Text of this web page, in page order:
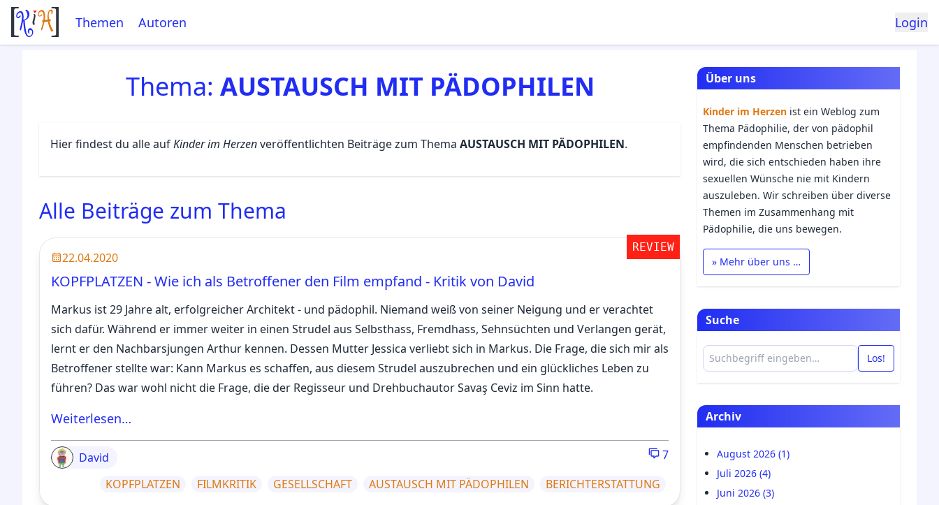
Themen Autoren Login
Thema: AUSTAUSCH MIT PÄDOPHILEN
Hier findest du alle aufKinder im Herzenveröffentlichten Beiträge zum Thema AUSTAUSCH MIT PÄDOPHILEN.
Alle Beiträge zum Thema
REVIEW
22.04.2020
KOPFPLATZEN - Wie ich als Betroffener den Film empfand - Kritik von David
Markus ist 29 Jahre alt, erfolgreicher Architekt - und pädophil. Niemand weiß von seiner Neigung und er verachtet
sich dafür. Während er immer weiter in einen Strudel aus Selbsthass, Fremdhass, Sehnsüchten und Verlangen gerät,
lernt er den Nachbarsjungen Arthur kennen. Dessen Mutter Jessica verliebt sich in Markus. Die Frage, die sich mir als
Betroffener stellte war: Kann Markus es schaffen, aus diesem Strudel auszubrechen und ein glückliches Leben zu
führen? Das war wohl nicht die Frage, die der Regisseur und Drehbuchautor Savaş Ceviz im Sinn hatte.
Weiterlesen…
David
7
KOPFPLATZEN
FILMKRITIK GESELLSCHAFT AUSTAUSCH MIT PÄDOPHILEN BERICHTERSTATTUNG
Über uns
Kinder im Herzen ist ein Weblog zum
Thema Pädophilie, der von pädophil
empfindenden Menschen betrieben
wird, die sich entschieden haben ihre
sexuellen Wünsche nie mit Kindern
auszuleben. Wir schreiben über diverse
Themen im Zusammenhang mit
Pädophilie, die uns bewegen.
» Mehr über uns …
Suche
Los!
Archiv
August 2026 (1)
Juli 2026 (4)
Juni 2026 (3)